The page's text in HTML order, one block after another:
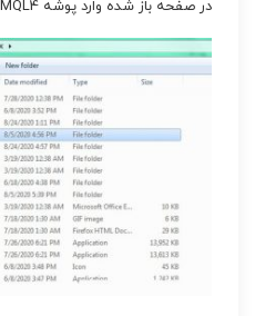
در صفحه باز شده وارد پوشه MQL4 شوید.